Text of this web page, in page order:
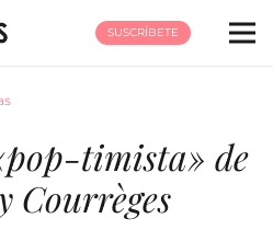
SUSCRÍBETE
timista» de
Courrèges